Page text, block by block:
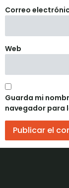
Correo
Web
Guarda mi
navegador para